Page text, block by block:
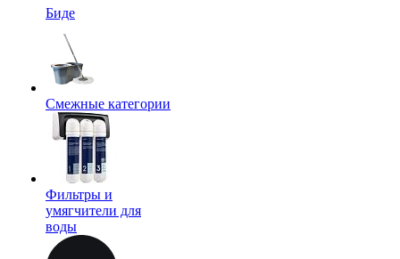
Биде
Смежные категории
Фильтры и
умягчители для
воды